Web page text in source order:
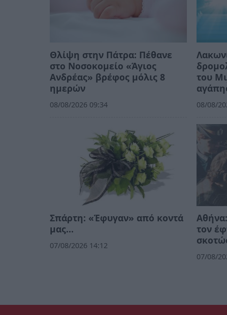
Θλίψη στην Πάτρα: Πέθανε
στο Νοσοκομείο «Άγιος
Ανδρέας» βρέφος μόλις 8
ημερών
08/08/2026 09:34
του
08/08/
Σπάρτη: «Έφυγαν» από κοντά
μας…
07/08/2026 14:12
τον
07/08/